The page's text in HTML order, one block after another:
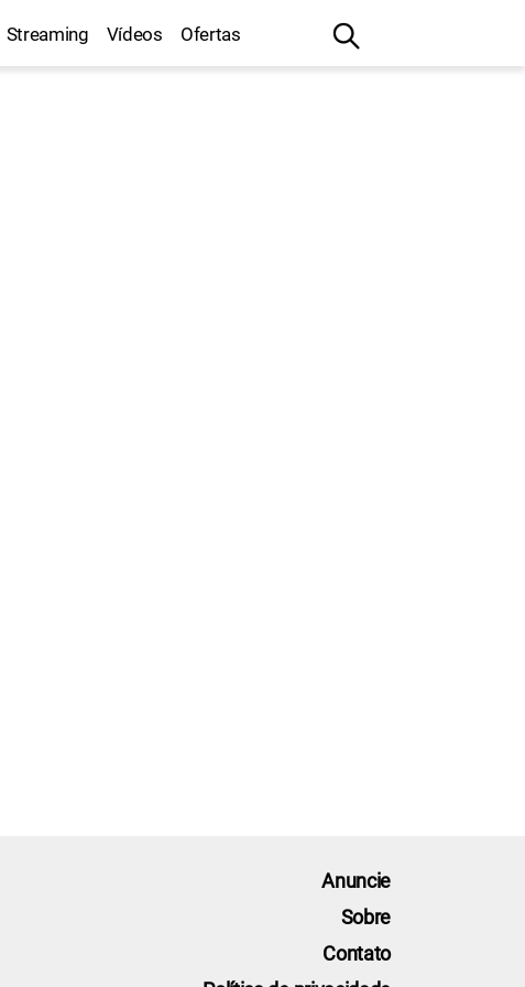
Streaming Vídeos Ofertas
Anuncie
Sobre
Contato